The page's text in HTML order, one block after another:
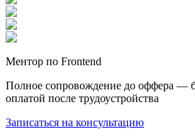
Ментор по Frontend
Полное сопровождение до оффера —
оплатой после трудоустройства
Записаться на консультацию